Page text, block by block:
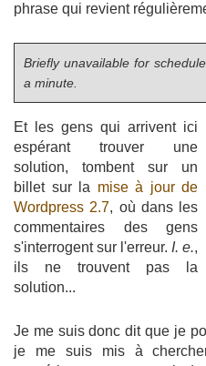
phrase qui revient
Briefly unavailable for
a minute.
Et les gens qui arrivent ici
espérant trouver une
solution, tombent sur un
billet sur la mise à jour de
Wordpress 2.7, où dans les
commentaires des gens
s'interrogent sur l'erreur. I. e.,
ils ne trouvent pas la
solution...
Je me suis donc dit que je
je me suis mis à